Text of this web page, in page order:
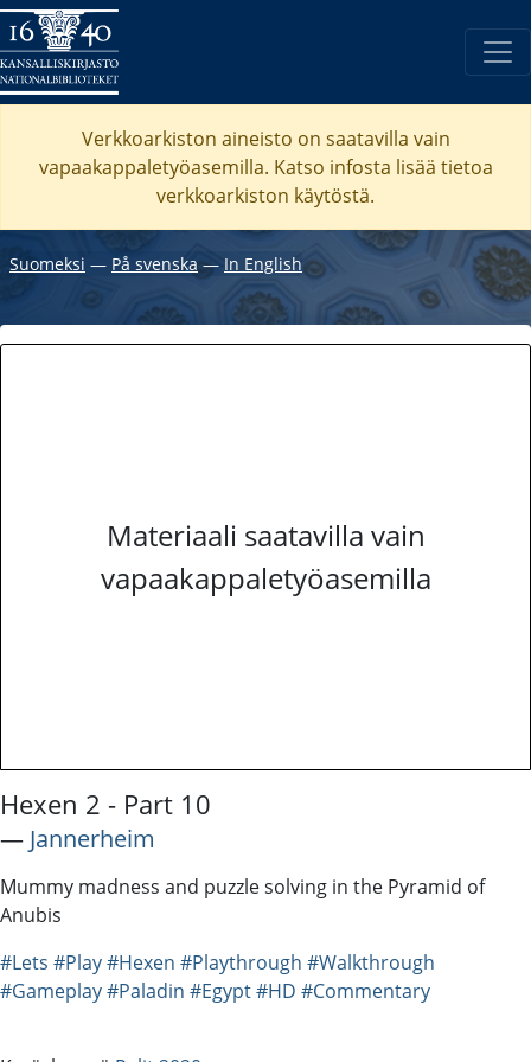
Verkkoarkiston aineisto on saatavilla vain
vapaakappaletyöasemilla. Katso infosta lisää tietoa
verkkoarkiston käytöstä.
Suomeksi ― På svenska― In English
Materiaali saatavilla vain
vapaakappaletyöasemilla
Hexen 2 - Part 10
― Jannerheim
Mummy madness and puzzle solving in the Pyramid of
Anubis
#Lets #Play#Hexen #Playthrough #Walkthrough
#Gameplay#Paladin #Egypt#HD #Commentary